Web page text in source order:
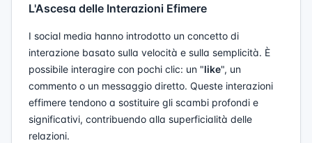
L'Ascesa delle Interazioni Efimere
I social media hanno introdotto un concetto di
interazione basato sulla velocità e sulla semplicità. È
possibile interagire con pochi clic: un "like", un
commento o un messaggio diretto. Queste interazioni
effimere tendono a sostituire gli scambi profondi e
significativi, contribuendo alla superficialità delle
relazioni.